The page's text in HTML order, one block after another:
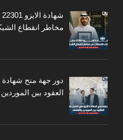
مخاطر انقطاع
دور جهة منح شهادة
العقود بين الموردين